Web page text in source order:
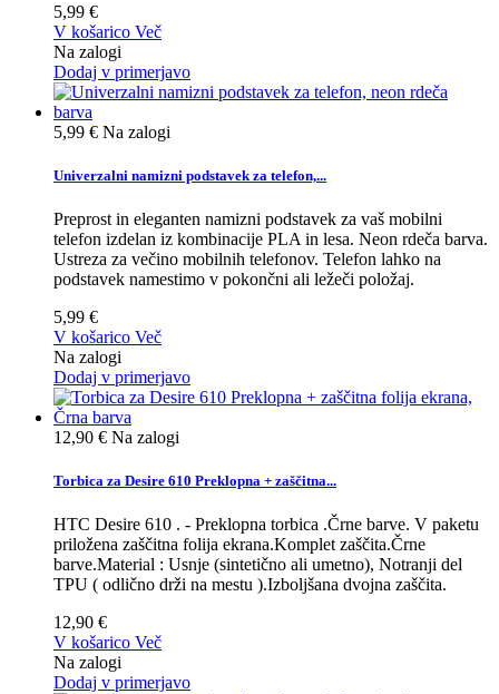
5,99 €
V košarico Več
Na zalogi
Dodaj v primerjavo
5,99 € Na zalogi
Univerzalni namizni podstavek za telefon,...
Preprost in eleganten namizni podstavek za vaš mobilni
telefon izdelan iz kombinacije PLA in lesa. Neon rdeča barva.
Ustreza za večino mobilnih telefonov. Telefon lahko na
podstavek namestimo v pokončni ali ležeči položaj.
5,99 €
V košarico Več
Na zalogi
Dodaj v primerjavo
12,90 € Na zalogi
Torbica za Desire 610 Preklopna + zaščitna...
HTC Desire 610 . - Preklopna torbica .Črne barve. V paketu
priložena zaščitna folija ekrana.Komplet zaščita.Črne
barve.Material : Usnje (sintetično ali umetno), Notranji del
TPU ( odlično drži na mestu ).Izboljšana dvojna zaščita.
12,90 €
V košarico Več
Na zalogi
Dodaj v primerjavo